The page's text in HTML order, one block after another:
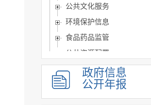
公共文化服务
环境保护信息
食品药品监管
公共资源配置
公共监管信息
涉农补贴
旅游信息
政府信息
公开年报